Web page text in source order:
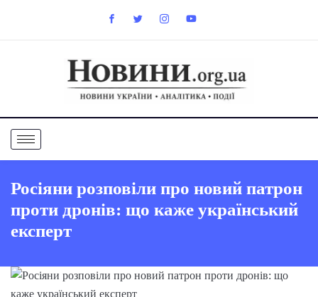
Росіяни розповіли про новий патрон
проти дронів: що каже український
експерт